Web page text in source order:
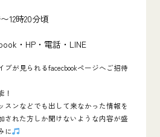
12時20分頃
・HP・電話・LINE
が見られるfacecbookページへご招待
スンなどでも出して来なかった情報を
された方しか聞けないような内容が盛
に